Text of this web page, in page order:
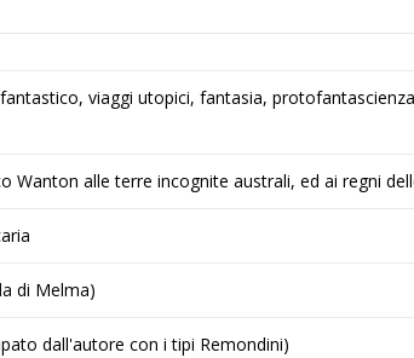
viaggi utopici, fantasia,
Wanton alle terre incognite australi, ed ai regni
di Melma)
dall'autore con i tipi Remondini)